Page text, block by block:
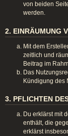
von beiden
werden.
2. EINRÄUMUNG
Mit dem
zeitlich und
Beitrag im
Das
Kündigung des
3. PFLICHTEN
Du erklärst mit
enthält, die
erklärst